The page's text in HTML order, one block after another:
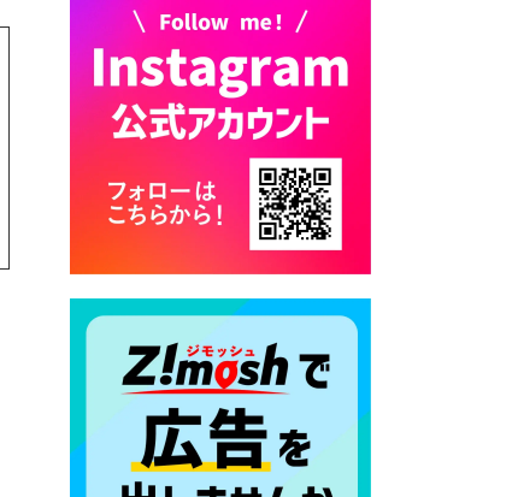
催決定！
2026年7月28日 ごみ収集日の
お知らせ
2026年7月28日 令和8年度
京築地区水道企業団職員採用
試験（募集）
2026年7月27日 マイナンバー
カード交付に伴う休日および
平日夜間開庁の案内
2026年7月22日 令和８年度
「こども文化パスポート事
業」
2026年7月21日 卜仙の郷 お
盆期間の営業時間のお知らせ
2026年7月17日 バス経路検索